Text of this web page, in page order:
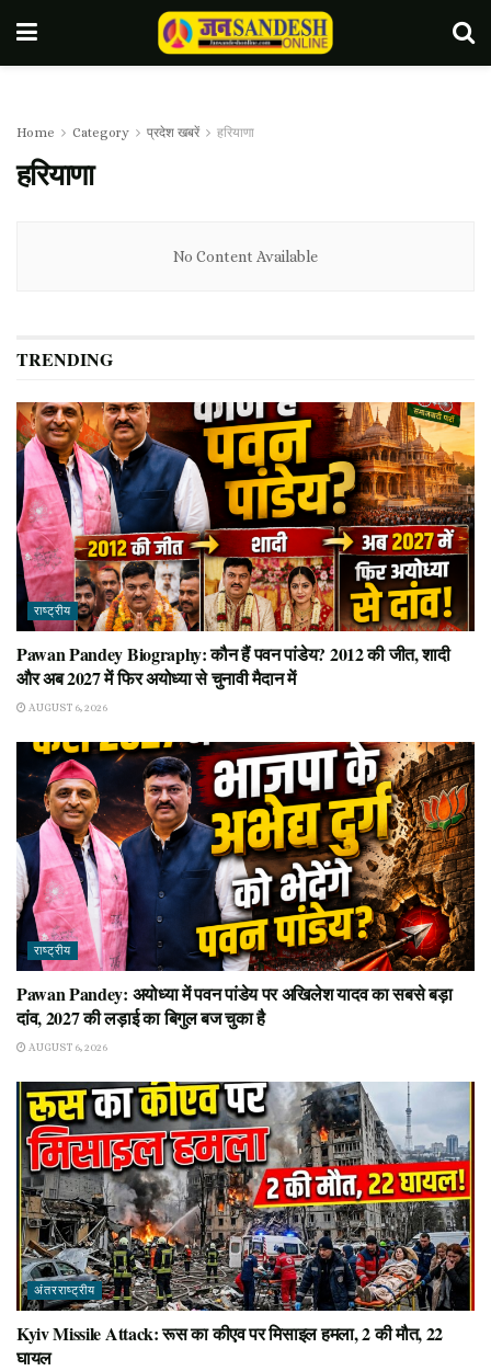
Home Category प्रदेश खबरें हरियाणा
हरियाणा
No Content Available
TRENDING
राष्ट्रीय
Pawan Pandey Biography: कौन हैं पवन पांडेय? 2012 की जीत, शादी
और अब 2027 में फिर अयोध्या से चुनावी मैदान में
AUGUST 6, 2026
राष्ट्रीय
Pawan Pandey: अयोध्या में पवन पांडेय पर अखिलेश यादव का सबसे बड़ा
दांव, 2027 की लड़ाई का बिगुल बज चुका है
AUGUST 6, 2026
अंतरराष्ट्रीय
Kyiv Missile Attack: रूस का कीएव पर मिसाइल हमला, 2 की मौत, 22
घायल